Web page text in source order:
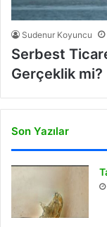
Sudenur Koyuncu
Serbest
Gerçeklik mi?
Son Yazılar